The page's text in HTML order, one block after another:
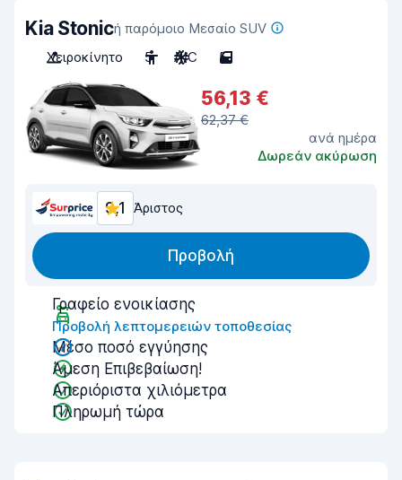
Kia Stonicή παρόμοιο Μεσαίο SUV
Χειροκίνητο
5 A/C 5
56,13 €
62,37 €
ανά ημέρα
Δωρεάν ακύρωση
9,1 Άριστος
Προβολή
Γραφείο ενοικίασης
Προβολή λεπτομερειών τοποθεσίας
Μέσο ποσό εγγύησης
Άμεση Επιβεβαίωση!
Απεριόριστα χιλιόμετρα
Πληρωμή τώρα